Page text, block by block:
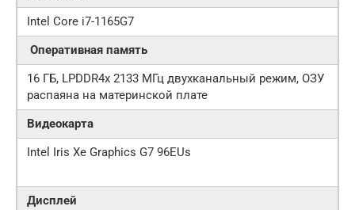
Intel Core i7-1165G7
Оперативная память
16 ГБ, LPDDR4x 2133 МГц двухканальный режим, ОЗУ
распаяна на материнской плате
Видеокарта
Intel Iris Xe Graphics G7 96EUs
Дисплей